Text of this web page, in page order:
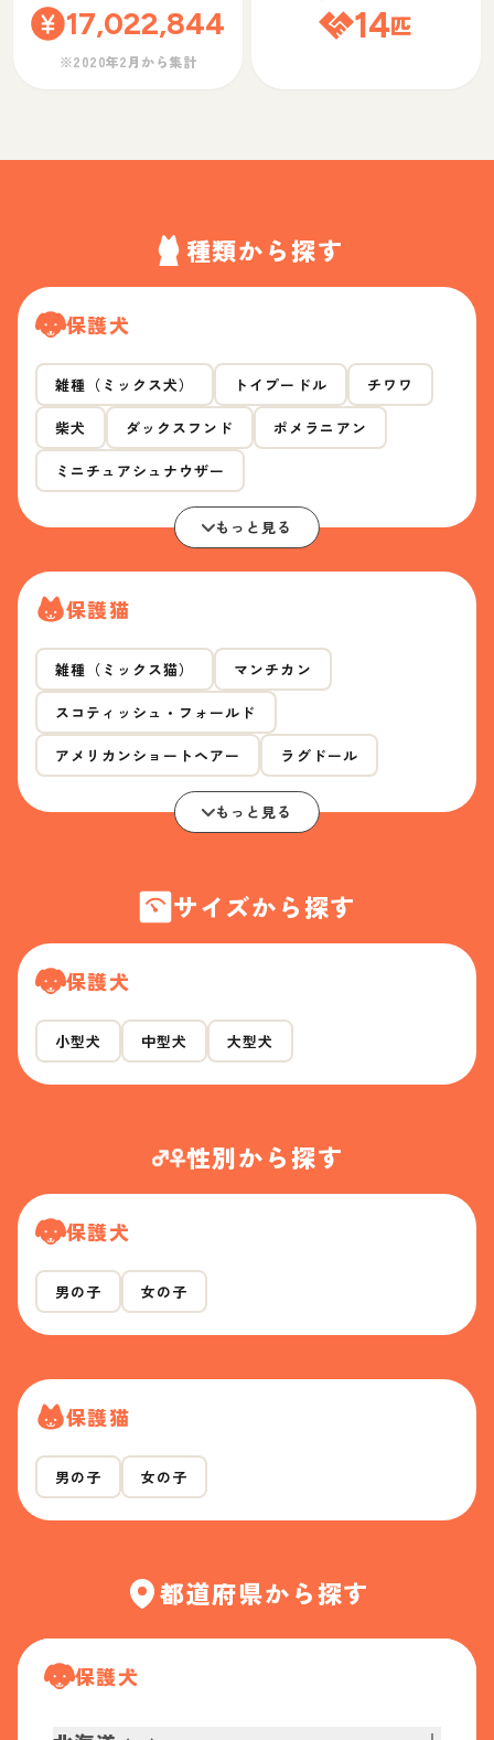
17,022,844
※2020年2月から集計
14匹
種類から探す
保護犬
雑種（ミックス犬） トイプードル チワワ
柴犬 ダックスフンド ポメラニアン
ミニチュアシュナウザー
もっと見る
保護猫
雑種（ミックス猫） マンチカン
スコティッシュ・フォールド
アメリカンショートヘアー ラグドール
もっと見る
サイズから探す
保護犬
小型犬 中型犬 大型犬
性別から探す
保護犬
男の子 女の子
保護猫
男の子 女の子
都道府県から探す
保護犬